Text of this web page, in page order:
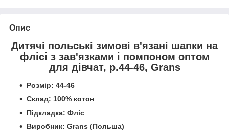
Опис
Дитячі польські зимові в'язані шапки на
флісі з зав'язками і помпоном оптом
для дівчат, р.44-46, Grans
Розмір: 44-46
Склад: 100% котон
Підкладка: Фліс
Виробник: Grans (Польша)